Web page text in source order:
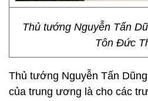
Thủ tướng Nguyễn Tấn
Tôn Đức
Thủ tướng Nguyễn Tấn
của trung ương là cho các